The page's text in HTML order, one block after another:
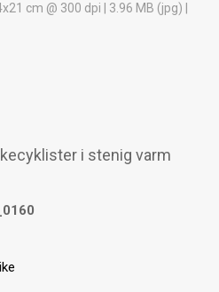
cm @ 300 dpi | 3.96 MB (jpg) |
i stenig varm